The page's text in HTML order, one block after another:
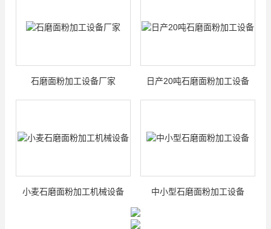
石磨面粉加工设备厂家 日产20吨石磨面粉加工设备
小麦石磨面粉加工机械设备 中小型石磨面粉加工设备